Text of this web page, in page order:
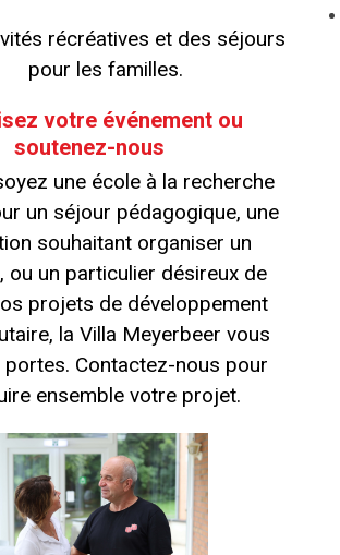
récréatives et des séjours
pour les familles.
votre événement ou
soutenez-nous
une école à la recherche
un séjour pédagogique, une
souhaitant organiser un
ou un particulier désireux de
projets de développement
la Villa Meyerbeer vous
portes. Contactez-nous pour
ensemble votre projet.